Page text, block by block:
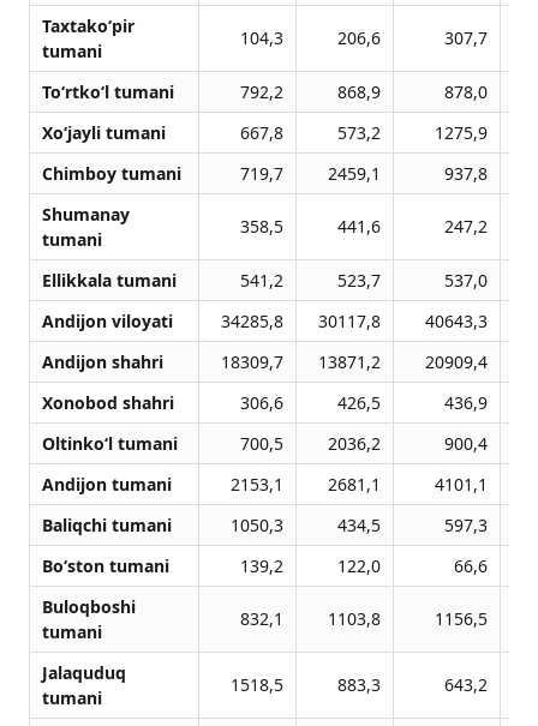
Taxtako‘pir
tumani
104,3 206,6 307,7
To‘rtko‘l tumani 792,2 868,9
878,0
Xo‘jayli tumani
667,8 573,2
1275,9
Chimboy tumani
719,7 2459,1
937,8
Shumanay
tumani
358,5 441,6 247,2
Ellikkala tumani 541,2 523,7
537,0
Andijon viloyati
34285,8 30117,8 40643,3
Andijon shahri
18309,7 13871,2 20909,4
Xonobod shahri
306,6 426,5
436,9
Oltinko‘l tumani
700,5 2036,2
900,4
Andijon tumani
2153,1 2681,1
4101,1
Baliqchi tumani
1050,3 434,5
597,3
Bo‘ston tumani
139,2 122,0
66,6
Buloqboshi
tumani
832,1 1103,8 1156,5
Jalaquduq
tumani
1518,5 883,3 643,2